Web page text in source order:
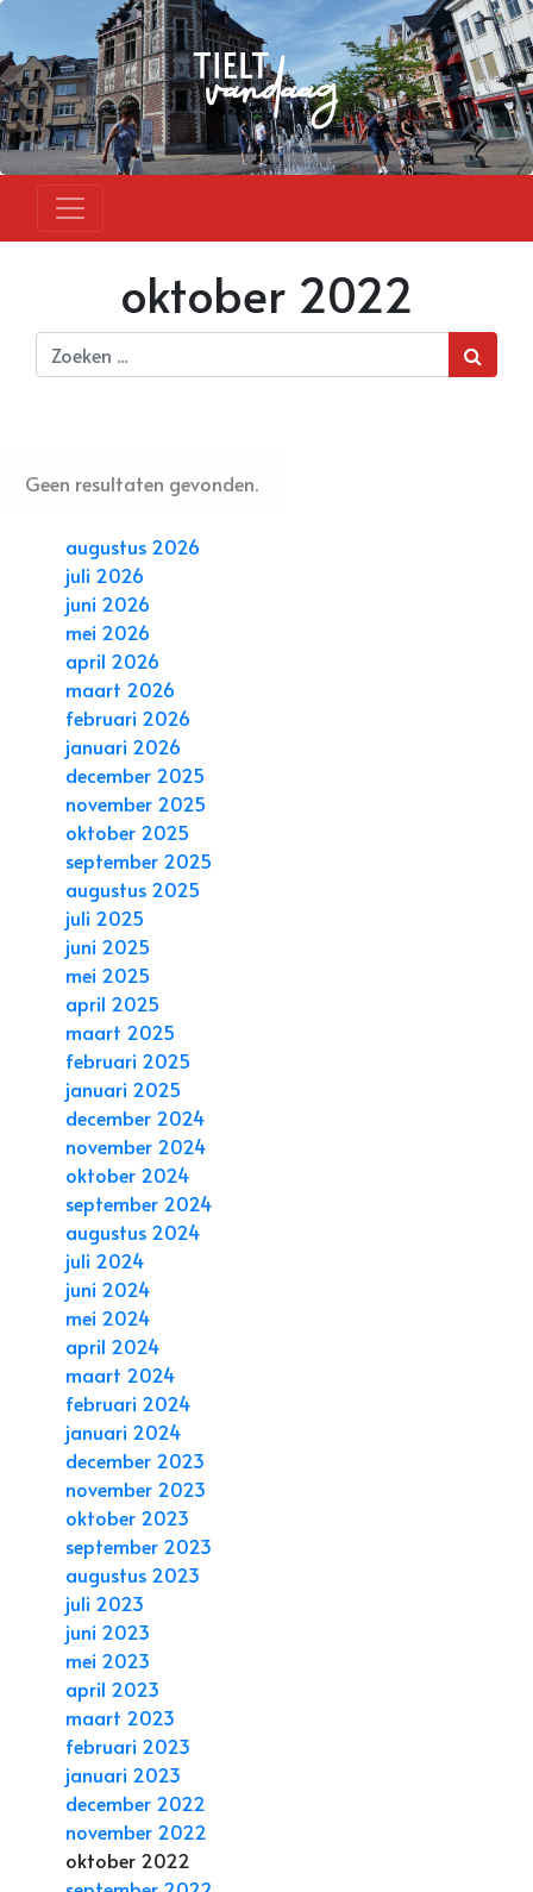
oktober 2022
Geen resultaten gevonden.
augustus 2026
juli 2026
juni 2026
mei 2026
april 2026
maart 2026
februari 2026
januari 2026
december 2025
november 2025
oktober 2025
september 2025
augustus 2025
juli 2025
juni 2025
mei 2025
april 2025
maart 2025
februari 2025
januari 2025
december 2024
november 2024
oktober 2024
september 2024
augustus 2024
juli 2024
juni 2024
mei 2024
april 2024
maart 2024
februari 2024
januari 2024
december 2023
november 2023
oktober 2023
september 2023
augustus 2023
juli 2023
juni 2023
mei 2023
april 2023
maart 2023
februari 2023
januari 2023
december 2022
november 2022
oktober 2022